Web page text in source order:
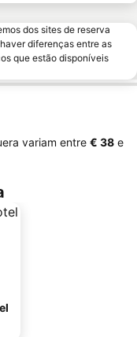
dos sites de reserva
diferenças entre as
que estão disponíveis
variam entre ‎€ 38 e